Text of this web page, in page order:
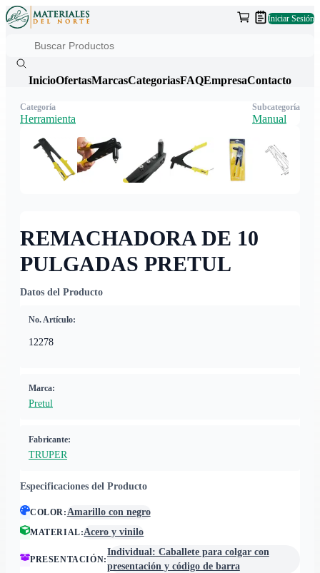
Iniciar Sesión
InicioOfertasMarcasCategoriasFAQEmpresaContacto
REMACHADORA DE 10
PULGADAS PRETUL
Datos del Producto
No. Artículo:
12278
Marca:
Pretul
Fabricante:
TRUPER
Especificaciones del Producto
COLOR:Amarillo con negro
MATERIAL:Acero y vinilo
PRESENTACIÓN:
Individual: Caballete para colgar con
presentación y código de barra
Categoría
Herramienta
Subcategoría
Manual